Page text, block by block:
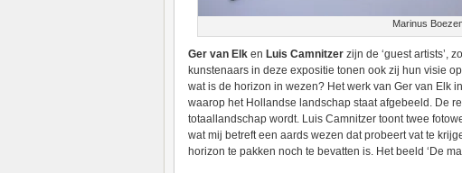
Marinus
Ger van Elk en Luis Camnitzer zijn de ‘guest artists’,
kunstenaars in deze expositie tonen ook zij hun visie
wat is de horizon in wezen? Het werk van Ger van Elk
waarop het Hollandse landschap staat afgebeeld. De
totaallandschap wordt. Luis Camnitzer toont twee
wat mij betreft een aards wezen dat probeert vat te
horizon te pakken noch te bevatten is. Het beeld ‘De